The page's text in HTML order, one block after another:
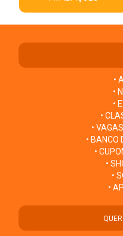
•
•
•
•
•
• BANCO
•
•
•
•